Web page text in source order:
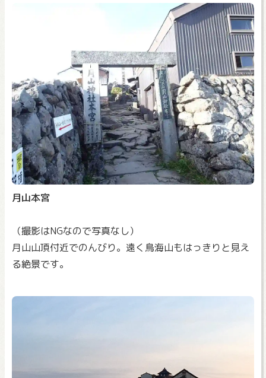
月山本宮
（撮影はNGなので写真なし）
月山山頂付近でのんびり。遠く鳥海山もはっきりと見え
る絶景です。